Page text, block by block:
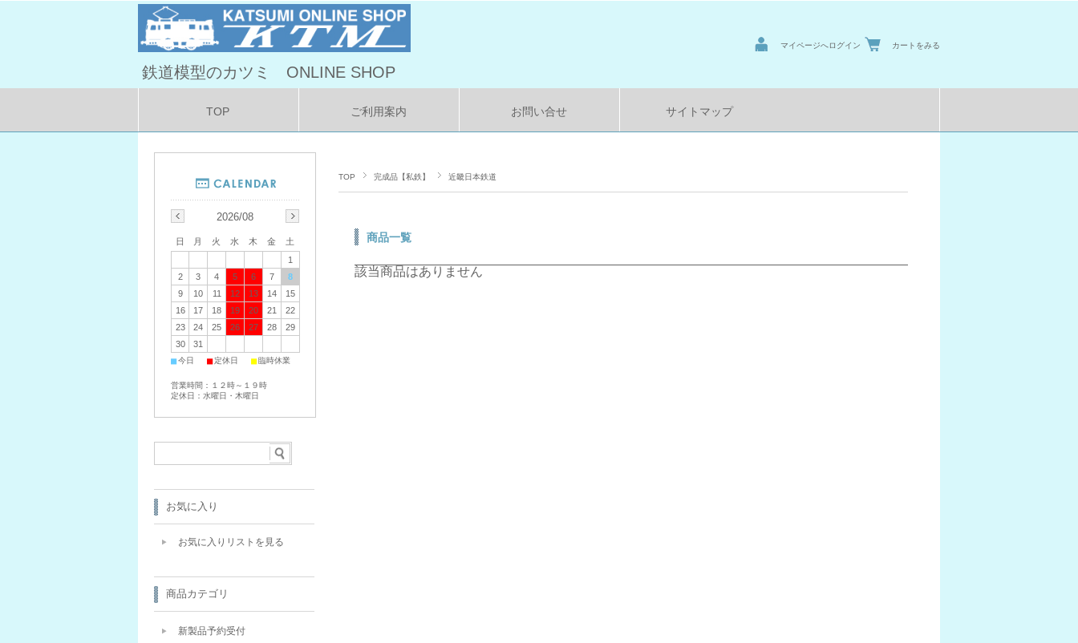
鉄道模型のカツミ ONLINE SHOP
マイページへログイン カートをみる
TOP ご利用案内 お問い合せ サイトマップ
TOP 完成品【私鉄】 近畿日本鉄道
商品一覧
該当商品はありません
2026/08
日 月 火 水 木 金
土
1
2
3 4 5 6 7
8
9
10 11 12 13 14
15
16
17 18 19 20 21
22
23
24 25 26 27 28
29
30
31
■今日 ■定休日 ■臨時休業
営業時間：１２時～１９時
定休日：水曜日・木曜日
お気に入り
お気に入りリストを見る
商品カテゴリ
新製品予約受付